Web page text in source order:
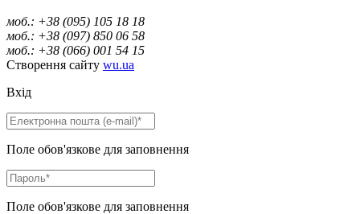
моб.: +38 (095) 105 18 18
моб.: +38 (097) 850 06 58
моб.: +38 (066) 001 54 15
Створення сайту wu.ua
Вхід
Поле обов'язкове для заповнення
Поле обов'язкове для заповнення